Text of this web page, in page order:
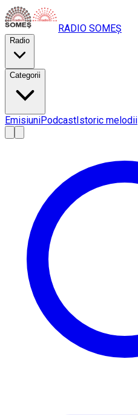
RADIO SOMEȘ
Radio
Categorii
EmisiuniPodcastIstoric melodii
AA